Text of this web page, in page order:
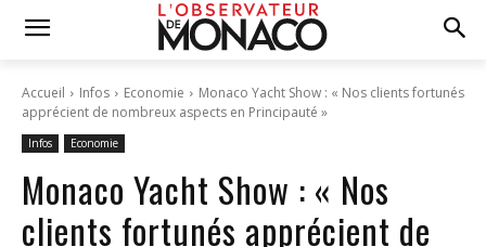
Accueil Infos Economie
Monaco Yacht Show : « Nos clients fortunés
apprécient de nombreux aspects en Principauté »
Infos Economie
Monaco Yacht Show : « Nos
clients fortunés apprécient de